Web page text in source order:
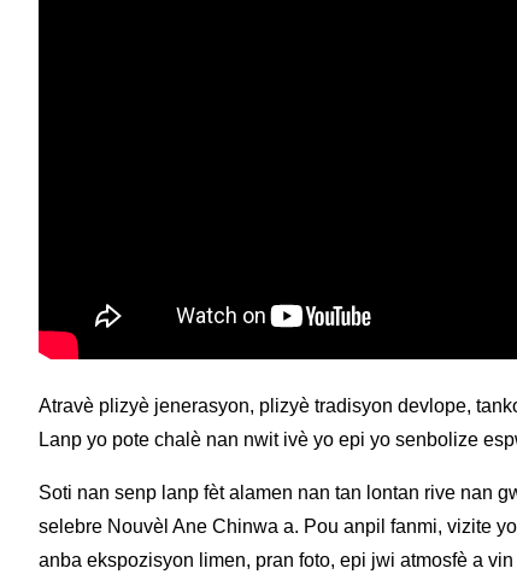
Atravè plizyè jenerasyon, plizyè tradisyon devlope,
Lanp yo pote chalè nan nwit ivè yo epi yo senbolize
Soti nan senp lanp fèt alamen nan tan lontan rive nan
selebre Nouvèl Ane Chinwa a. Pou anpil fanmi, vizite
anba ekspozisyon limen, pran foto, epi jwi atmosfè a